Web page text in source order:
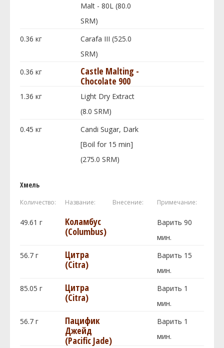
Malt - 80L (80.0
SRM)
0.36 кг
Carafa III (525.0
SRM)
0.36 кг
Castle Malting -
Chocolate 900
1.36 кг
Light Dry Extract
(8.0 SRM)
0.45 кг
Candi Sugar, Dark
[Boil for 15 min]
(275.0 SRM)
Хмель
Количество: Название: Внесение: Примечание:
49.61 г
Коламбус
(Columbus)
Варить 90
мин.
56.7 г
Цитра
(Citra)
Варить 15
мин.
85.05 г
Цитра
(Citra)
Варить 1
мин.
56.7 г
Пацифик
Джейд
(Pacific Jade)
Варить 1
мин.